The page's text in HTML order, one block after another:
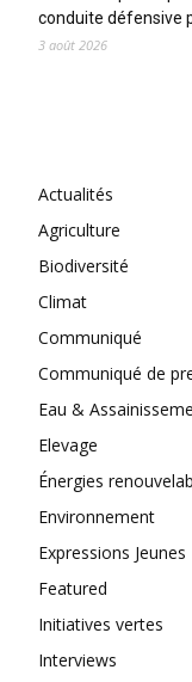
conduite défensive
3 août 2026
Actualités
Agriculture
Biodiversité
Climat
Communiqué
Communiqué de
Eau &
Elevage
Énergies
Environnement
Expressions Jeunes
Featured
Initiatives vertes
Interviews